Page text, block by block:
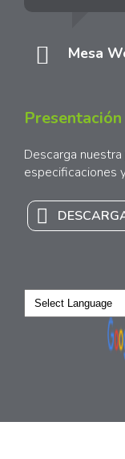
Mesa
Descarga
especificaciones